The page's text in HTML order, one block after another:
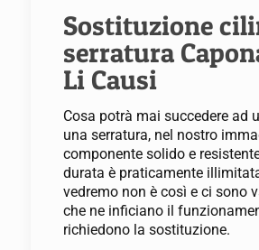
Sostituzione
serratura
Li Causi
Cosa potrà mai succedere ad
una serratura, nel nostro
componente solido e
durata è praticamente
vedremo non è così e ci sono
che ne inficiano il
richiedono la sostituzione.